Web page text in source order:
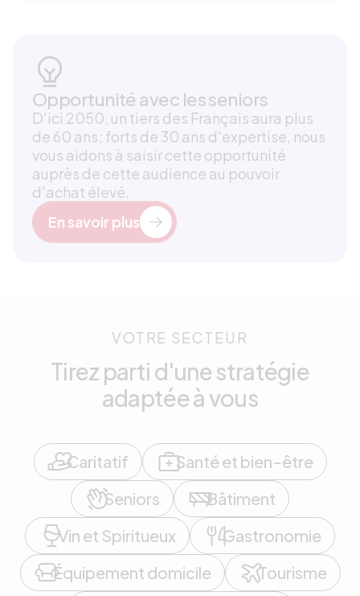
Opportunité avec les seniors
D'ici 2050, un tiers des Français aura plus
de 60 ans; forts de 30 ans d'expertise, nous
vous aidons à saisir cette opportunité
auprès de cette audience au pouvoir
d'achat élevé.
En savoir plus
VOTRE SECTEUR
Tirez parti d'une stratégie
adaptée à vous
Caritatif
Santé et bien-être
Seniors
Bâtiment
Vin et Spiritueux
Gastronomie
Équipement domicile
Tourisme